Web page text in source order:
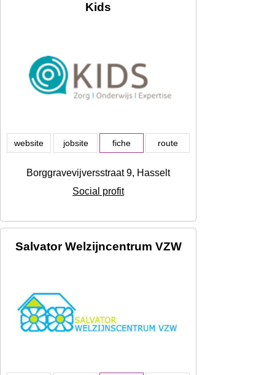
Kids
website jobsite fiche route
Borggravevijversstraat 9, Hasselt
Social profit
Salvator Welzijncentrum VZW